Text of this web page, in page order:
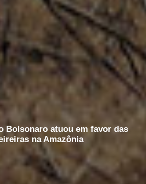
Bolsonaro atuou em favor das
na Amazônia